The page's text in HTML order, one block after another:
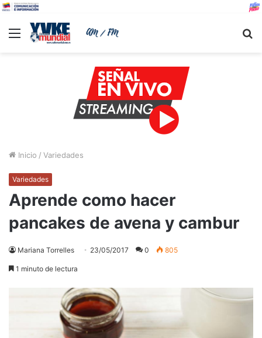
Menu
Inicio / Variedades
Variedades
Aprende como hacer
pancakes de avena y cambur
Mariana Torrelles 23/05/2017 0 805
1 minuto de lectura